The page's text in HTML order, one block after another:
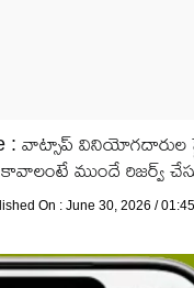
: వాట్సాప్
ముందే రిజర్వ్
On : June 30, 2026 /